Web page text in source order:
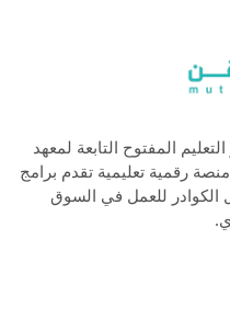
المفتوح التابعة لمعهد
رقمية تعليمية تقدم برامج
الكوادر للعمل في السوق